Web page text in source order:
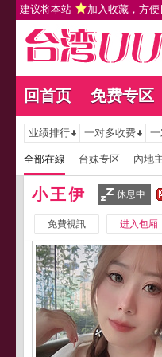
建议将本站 加入收藏 ，方
回首页 免费专区
业绩排行 一对多收费
全部在線 台妹专区 內地
小王伊 休息中
免費視訊 进入包厢